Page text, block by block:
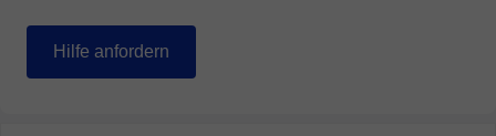
Hilfe anfordern